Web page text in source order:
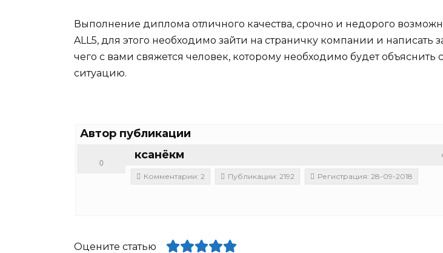
Выполнение диплома отличного качества, срочно и недорого
ALL5, для этого необходимо зайти на страничку компании и написать
чего с вами свяжется человек, которому необходимо будет
ситуацию.
Автор публикации
ксанёкм
0
Комментарии: 2 Публикации: 2192 Регистрация: 28-09-2018
Оцените статью